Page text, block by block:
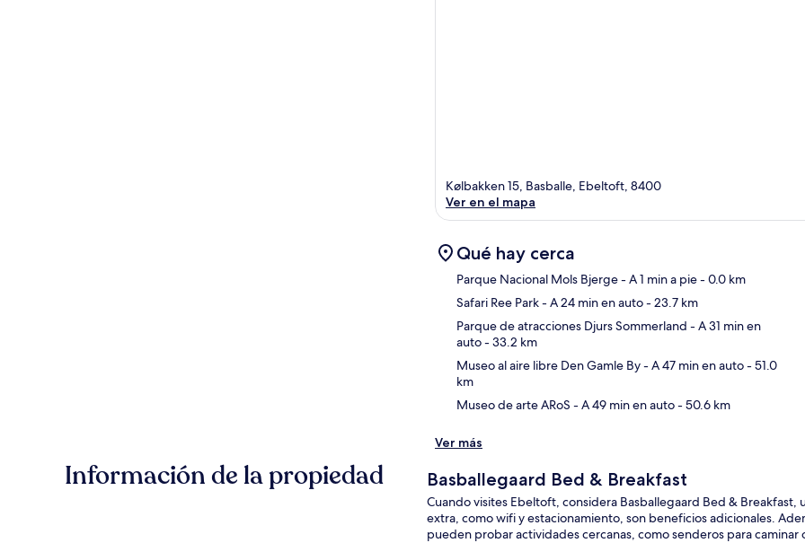
Kølbakken 15, Basballe, Ebeltoft, 8400
Ver en el mapa
Qué hay cerca
Parque Nacional Mols Bjerge- A 1 min a pie- 0.0 km
Safari Ree Park- A 24 min en auto- 23.7 km
Parque de atracciones Djurs Sommerland - A 31 min en
auto- 33.2 km
Museo al aire libre Den Gamle By- A 47 min en auto- 51.0
km
Museo de arte ARoS - A 49 min en auto- 50.6 km
Ver más
Información de la propiedad Basballegaard Bed & Breakfast
Cuando visites Ebeltoft, considera Basballegaard Bed &
extra, como wifi y estacionamiento, son beneficios adicionales.
pueden probar actividades cercanas, como senderos para